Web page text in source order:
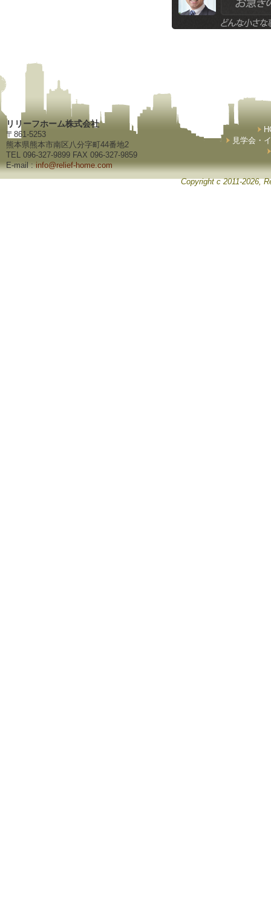
リリーフホーム株式会社
〒861-5253
熊本県熊本市南区八分字町44番地2
TEL 096-327-9899 FAX 096-327-9859
E-mail :info@relief-home.com
見学会・
Copyright c 2011-2026,